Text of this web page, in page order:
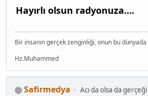
Hayırlı olsun radyonuza....
Bir insanın gerçek zenginliği, onun bu dünyada
Hz.Muhammed
Safirmedya
Acı da olsa da